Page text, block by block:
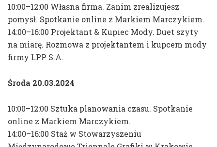
10:00–12:00 Własna firma. Zanim zrealizujesz
pomysł. Spotkanie online z Markiem Marczykiem.
14:00–16:00 Projektant & Kupiec Mody. Duet szyty
na miarę. Rozmowa z projektantem i kupcem mody
firmy LPP S.A.
Środa 20.03.2024
10:00–12:00 Sztuka planowania czasu. Spotkanie
online z Markiem Marczykiem.
14:00–16:00 Staż w Stowarzyszeniu